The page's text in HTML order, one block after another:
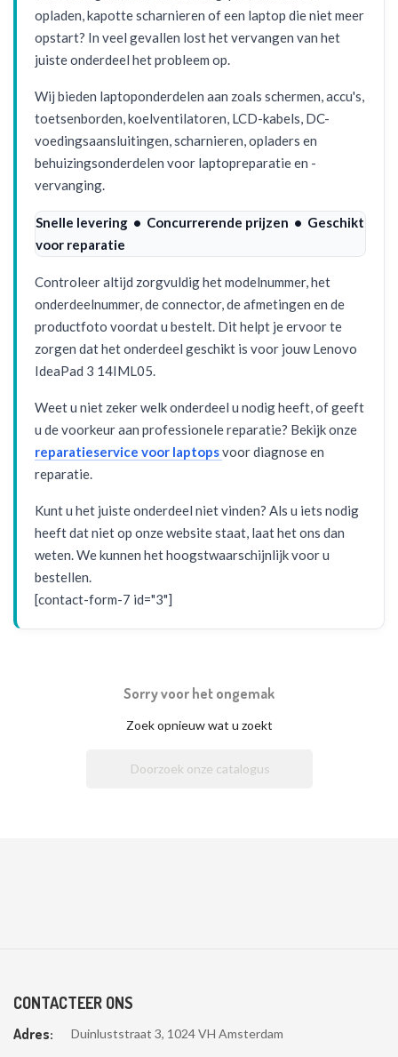
opladen, kapotte scharnieren of een laptop die niet meer
opstart? In veel gevallen lost het vervangen van het
juiste onderdeel het probleem op.
Wij bieden laptoponderdelen aan zoals schermen, accu's,
toetsenborden, koelventilatoren, LCD-kabels, DC-
voedingsaansluitingen, scharnieren, opladers en
behuizingsonderdelen voor laptopreparatie en -
vervanging.
Snelle levering • Concurrerende prijzen • Geschikt
voor reparatie
Controleer altijd zorgvuldig het modelnummer, het
onderdeelnummer, de connector, de afmetingen en de
productfoto voordat u bestelt. Dit helpt je ervoor te
zorgen dat het onderdeel geschikt is voor jouw Lenovo
IdeaPad 3 14IML05.
Weet u niet zeker welk onderdeel u nodig heeft, of geeft
u de voorkeur aan professionele reparatie? Bekijk onze
reparatieservice voor laptopsvoor diagnose en
reparatie.
Kunt u het juiste onderdeel niet vinden? Als u iets nodig
heeft dat niet op onze website staat, laat het ons dan
weten. We kunnen het hoogstwaarschijnlijk voor u
bestellen.
[contact-form-7 id="3"]
Sorry voor het ongemak
Zoek opnieuw wat u zoekt
CONTACTEER ONS
Adres: Duinluststraat 3, 1024 VH Amsterdam